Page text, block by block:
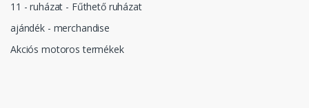
11 - ruházat - Fűthető ruházat
ajándék - merchandise
Akciós motoros termékek